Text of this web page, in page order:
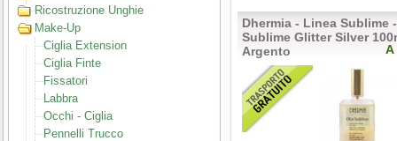
Ricostruzione Unghie
Make-Up
Ciglia Extension
Ciglia Finte
Fissatori
Labbra
Occhi - Ciglia
Pennelli Trucco
Dhermia - Linea Sublime
Sublime Glitter Silver
Argento
A